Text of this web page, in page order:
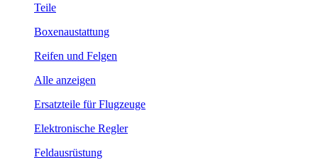
Teile
Boxenaustattung
Reifen und Felgen
Alle anzeigen
Ersatzteile für Flugzeuge
Elektronische Regler
Feldausrüstung